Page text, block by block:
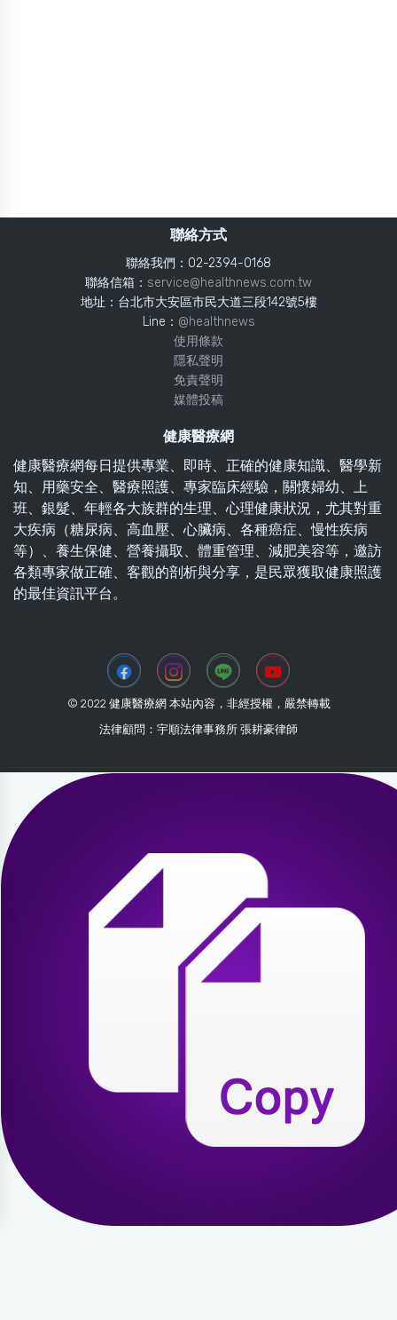
聯絡方式
聯絡我們：02-2394-0168
聯絡信箱： service@healthnews.com.tw
地址：台北市大安區市民大道三段142號5樓
Line： @healthnews
使用條款
隱私聲明
免責聲明
媒體投稿
健康醫療網
健康醫療網每日提供專業、即時、正確的健康知識、醫學新
知、用藥安全、醫療照護、專家臨床經驗，關懷婦幼、上
班、銀髮、年輕各大族群的生理、心理健康狀況，尤其對重
大疾病（糖尿病、高血壓、心臟病、各種癌症、慢性疾病
等）、養生保健、營養攝取、體重管理、減肥美容等，邀訪
各類專家做正確、客觀的剖析與分享，是民眾獲取健康照護
的最佳資訊平台。
© 2022 健康醫療網 本站內容，非經授權，嚴禁轉載
法律顧問：宇順法律事務所 張耕豪律師